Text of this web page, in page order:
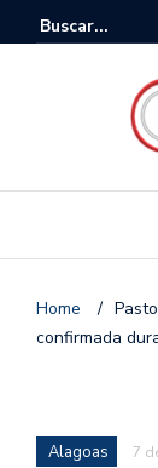
Home /
confirmada
Alagoas 7